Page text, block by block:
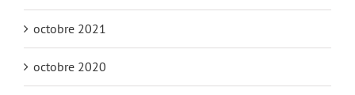
octobre 2021
octobre 2020